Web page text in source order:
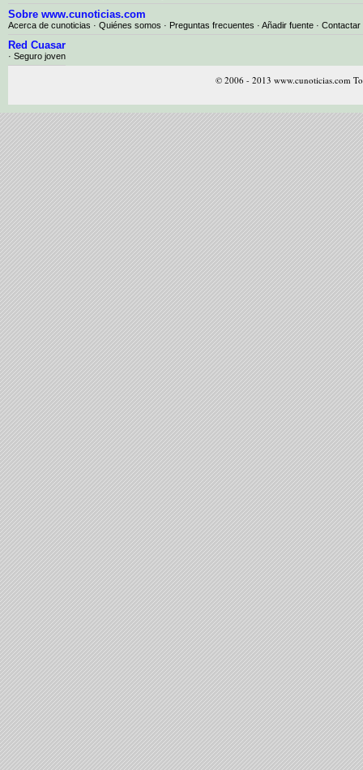
Sobre www.cunoticias.com
Acerca de cunoticias · Quiénes somos · Preguntas frecuentes · Añadir fuente · Contactar
Red Cuasar
· Seguro joven
© 2006 - 2013 www.cunoticias.com